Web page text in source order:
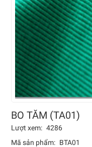
BO TĂM (TA01)
Lượt xem: 4286
Mã sản phẩm: BTA01